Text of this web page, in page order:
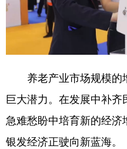
养老产业市场规模的
巨大潜力。在发展中补
急难愁盼中培育新的经济
银发经济正驶向新蓝海。